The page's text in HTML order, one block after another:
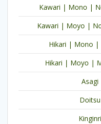
Kawari | Mono |
Kawari | Moyo |
Hikari | Mono |
Hikari | Moyo |
Asagi